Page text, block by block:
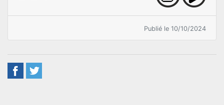
Publié le 10/10/2024